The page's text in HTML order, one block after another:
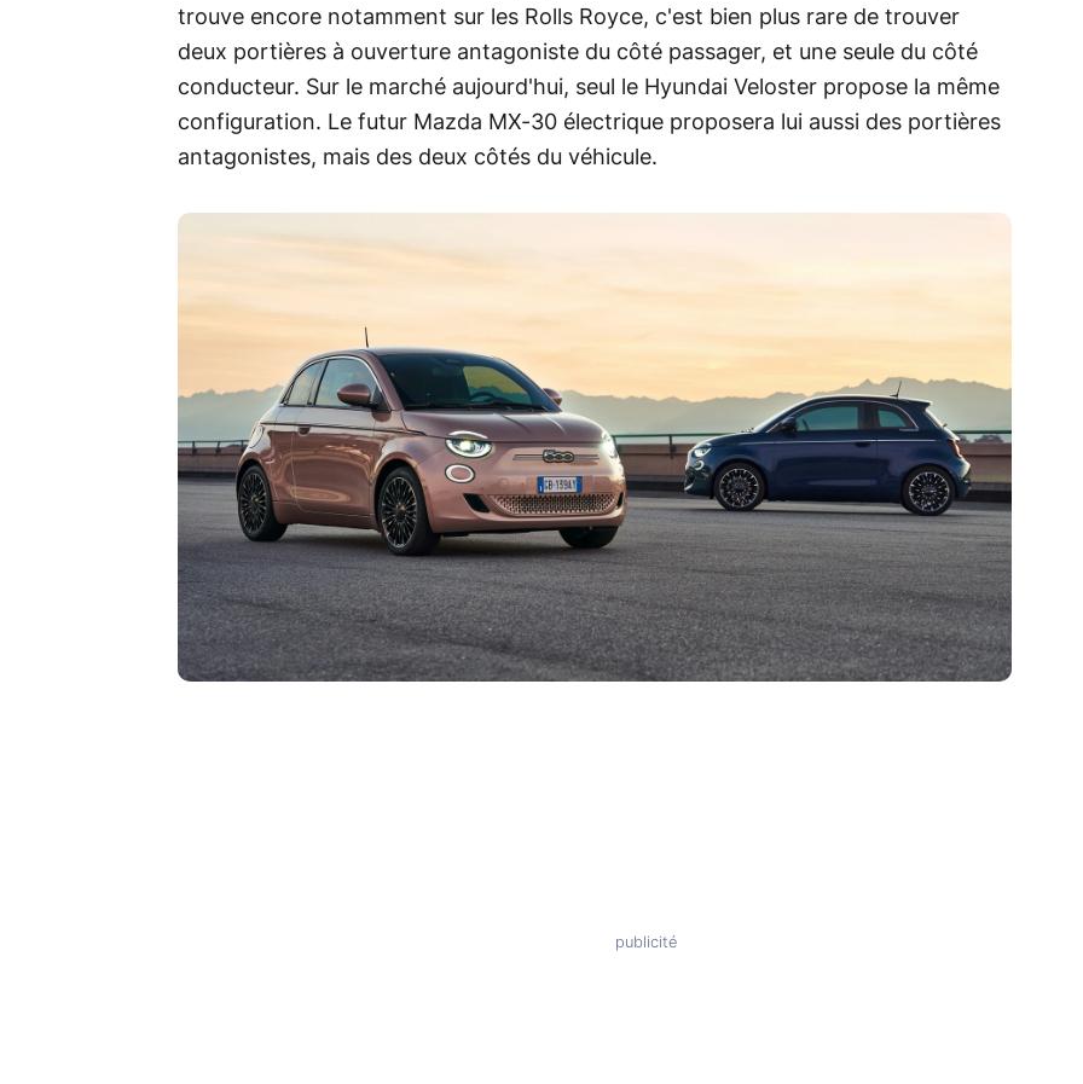
trouve encore notamment sur les Rolls Royce, c'est bien plus rare de trouver
deux portières à ouverture antagoniste du côté passager, et une seule du côté
conducteur. Sur le marché aujourd'hui, seul le Hyundai Veloster propose la même
configuration. Le futur Mazda MX-30 électrique proposera lui aussi des portières
antagonistes, mais des deux côtés du véhicule.